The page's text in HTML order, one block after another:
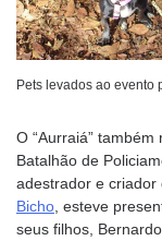
Pets levados ao evento
O “Aurraiá”
Batalhão de
adestrador e criador
Bicho , esteve
seus filhos,